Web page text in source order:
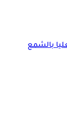
بالشمع